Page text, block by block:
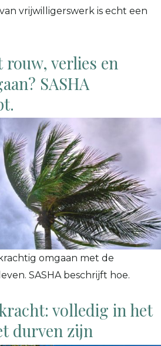
vrijwilligerswerk is echt een
rouw, verlies en
SASHA
omgaan met de
SASHA beschrijft hoe.
volledig in het
durven zijn